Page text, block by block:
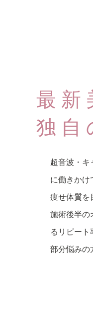
最新
独自
超音波・キ
に働きかけ
痩せ体質を
施術後半の
るリピート
部分悩みの